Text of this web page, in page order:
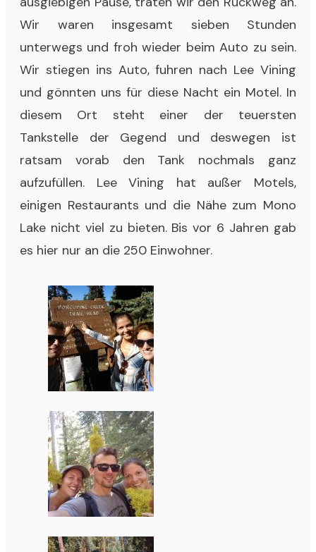
Wir waren insgesamt sieben Stunden
unterwegs und froh wieder beim Auto zu sein.
Wir stiegen ins Auto, fuhren nach Lee Vining
und gönnten uns für diese Nacht ein Motel. In
diesem Ort steht einer der teuersten
Tankstelle der Gegend und deswegen ist
ratsam vorab den Tank nochmals ganz
aufzufüllen. Lee Vining hat außer Motels,
einigen Restaurants und die Nähe zum Mono
Lake nicht viel zu bieten. Bis vor 6 Jahren gab
es hier nur an die 250 Einwohner.